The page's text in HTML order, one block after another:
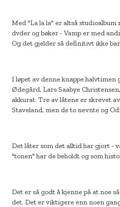
Med "La la la" er altså
dvder og bøker - Vamp er med
Og det gjelder så definitivt ikke
I løpet av denne knappe
Ødegård, Lars Saabye
akkurat. Tre av låtene er skrevet
Staveland, men de to nevnte og
Det låter som det alltid har gjort -
"tonen" har de beholdt og som
Det er så godt å kjenne på at noe
det. Det er viktigere enn noen